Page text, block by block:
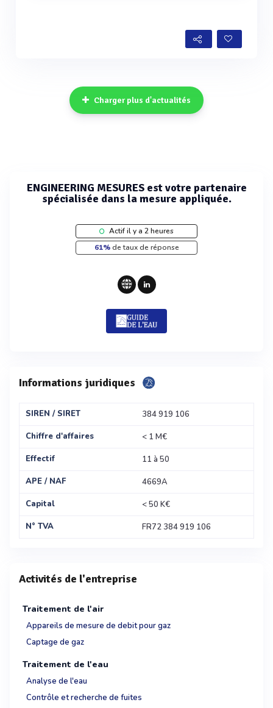
Charger plus d'actualités
ENGINEERING MESURES est votre partenaire
spécialisée dans la mesure appliquée.
Actif il y a 2 heures
61%de taux de réponse
Informations juridiques
SIREN / SIRET
384 919 106
Chiffre d'affaires
< 1 M€
Effectif
11 à 50
APE / NAF
4669A
Capital
< 50 K€
N° TVA
FR72 384 919 106
Activités de l'entreprise
Traitement de l'air
Appareils de mesure de debit pour gaz
Captage de gaz
Traitement de l'eau
Analyse de l'eau
Contrôle et recherche de fuites